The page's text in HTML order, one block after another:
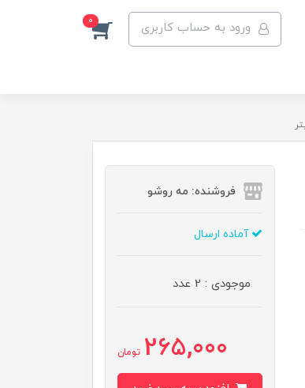
ورود به حساب کاربری 0
فروشنده: مه رو‌شو
آماده ارسال
موجودی : 2 عدد
265,000 تومان